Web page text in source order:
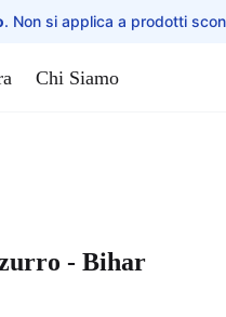
. Non si applica a prodotti
Chi Siamo
- Bihar